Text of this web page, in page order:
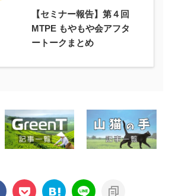
【セミナー報告】第４回
MTPE もやもや会アフタ
ートークまとめ